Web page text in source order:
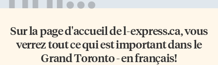
Sur la page d'accueil del-express.ca, vous
verrez tout ce qui est important dans le
Grand Toronto - en français!